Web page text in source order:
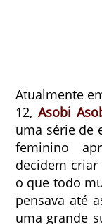
Atualmente
12,Asobi
uma série de
feminino
decidem criar
o que todo
pensava até
uma grande